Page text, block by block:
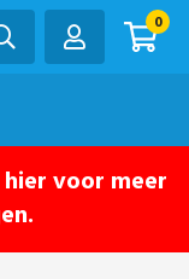
0
voor meer